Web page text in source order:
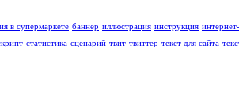
в супермаркете баннер иллюстрация инструкция
статистика сценарий твит твиттер текст для сайта